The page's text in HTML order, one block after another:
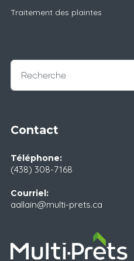
Traitement des plaintes
Contact
Téléphone:
(438) 308-7168
Courriel:
aallain@multi-prets.ca